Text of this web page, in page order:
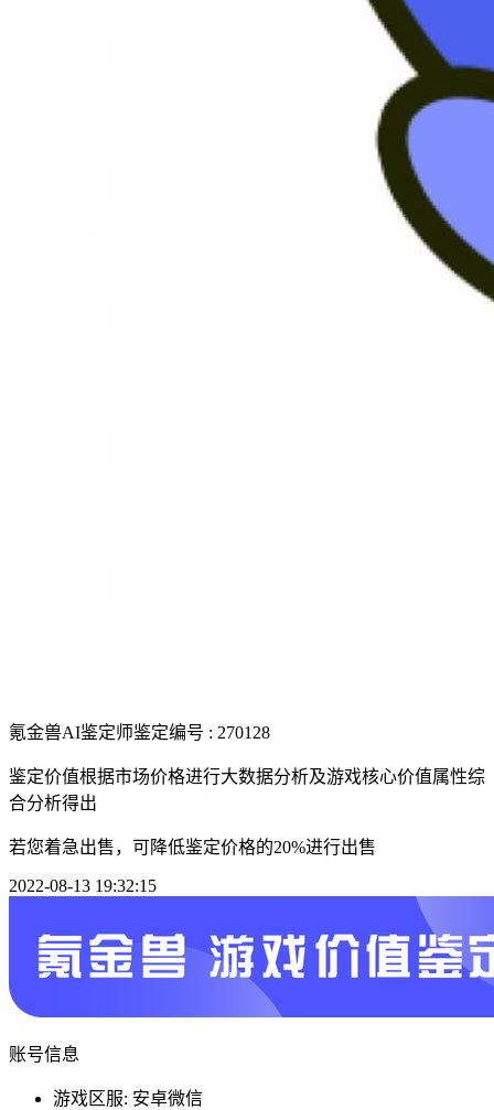
氪金兽AI鉴定师鉴定编号 : 270128
鉴定价值根据市场价格进行大数据分析及游戏核心价值属性综
合分析得出
若您着急出售，可降低鉴定价格的20%进行出售
2022-08-13 19:32:15
账号信息
游戏区服: 安卓微信